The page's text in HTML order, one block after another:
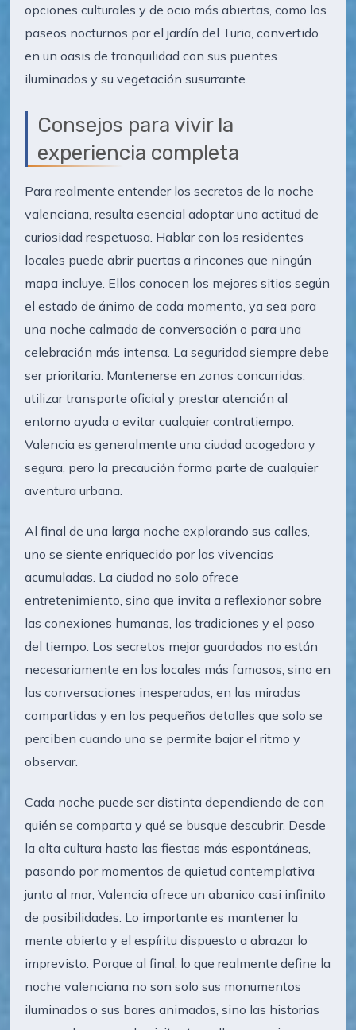
opciones culturales y de ocio más abiertas, como los
paseos nocturnos por el jardín del Turia, convertido
en un oasis de tranquilidad con sus puentes
iluminados y su vegetación susurrante.
Consejos para vivir la
experiencia completa
Para realmente entender los secretos de la noche
valenciana, resulta esencial adoptar una actitud de
curiosidad respetuosa. Hablar con los residentes
locales puede abrir puertas a rincones que ningún
mapa incluye. Ellos conocen los mejores sitios según
el estado de ánimo de cada momento, ya sea para
una noche calmada de conversación o para una
celebración más intensa. La seguridad siempre debe
ser prioritaria. Mantenerse en zonas concurridas,
utilizar transporte oficial y prestar atención al
entorno ayuda a evitar cualquier contratiempo.
Valencia es generalmente una ciudad acogedora y
segura, pero la precaución forma parte de cualquier
aventura urbana.
Al final de una larga noche explorando sus calles,
uno se siente enriquecido por las vivencias
acumuladas. La ciudad no solo ofrece
entretenimiento, sino que invita a reflexionar sobre
las conexiones humanas, las tradiciones y el paso
del tiempo. Los secretos mejor guardados no están
necesariamente en los locales más famosos, sino en
las conversaciones inesperadas, en las miradas
compartidas y en los pequeños detalles que solo se
perciben cuando uno se permite bajar el ritmo y
observar.
Cada noche puede ser distinta dependiendo de con
quién se comparta y qué se busque descubrir. Desde
la alta cultura hasta las fiestas más espontáneas,
pasando por momentos de quietud contemplativa
junto al mar, Valencia ofrece un abanico casi infinito
de posibilidades. Lo importante es mantener la
mente abierta y el espíritu dispuesto a abrazar lo
imprevisto. Porque al final, lo que realmente define la
noche valenciana no son solo sus monumentos
iluminados o sus bares animados, sino las historias